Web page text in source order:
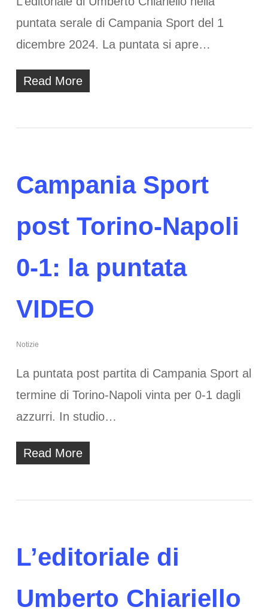
puntata serale di Campania Sport del 1
dicembre 2024. La puntata si apre…
Read More
Campania Sport
post Torino-Napoli
0-1: la puntata
VIDEO
Notizie
La puntata post partita di Campania Sport al
termine di Torino-Napoli vinta per 0-1 dagli
azzurri. In studio…
Read More
L’editoriale di
Umberto Chiariello